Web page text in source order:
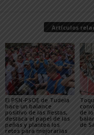
Artículos
El PSN-PSOE de Tudela
hace un balance
positivo de las fiestas,
destaca el papel de las
peñas y plantea los
retos para mejorarlas
de
de